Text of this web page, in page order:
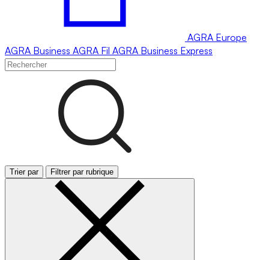
AGRA Europe
AGRA Business AGRA Fil AGRA Business Express
Trier par Filtrer par rubrique